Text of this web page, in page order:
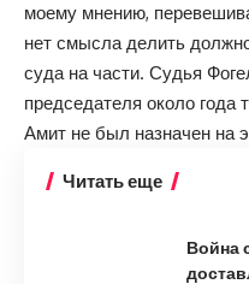
моему мнению,
нет смысла делить
суда на части. Судья
председателя около года
Амит не был назначен на
Читать еще
Война